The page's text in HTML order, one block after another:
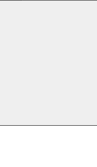
Buscar